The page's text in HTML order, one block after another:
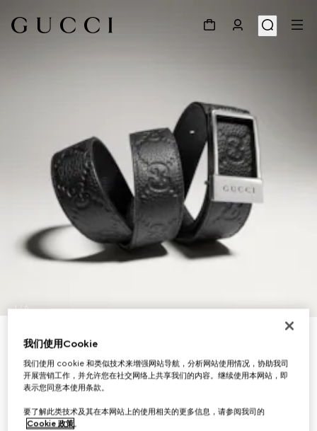
1/6
饰长方形搭扣双面腰带
€ 550
相关款式黑色GG皮革配皮革
我们使用Cookie
我们使用 cookie 和类似技术来增强网站导航，分析网站使用情况，协助我司
开展营销工作，并允许您在社交网络上共享我们的内容。继续使用本网站，即
表示您同意本使用条款。
要了解此类技术及其在本网站上的使用相关的更多信息，请参阅我司的
Cookie 政策。